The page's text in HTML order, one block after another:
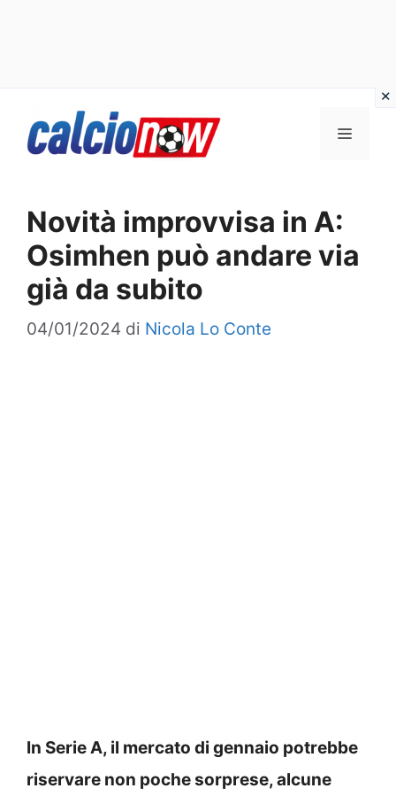
Menu
Novità improvvisa in A:
Osimhen può andare via
già da subito
04/01/2024 di Nicola Lo Conte
In Serie A, il mercato di gennaio potrebbe
riservare non poche sorprese, alcune